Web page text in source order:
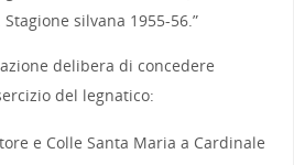
silvana 1955-56.”
delibera di concedere
del legnatico:
e Colle Santa Maria a Cardinale